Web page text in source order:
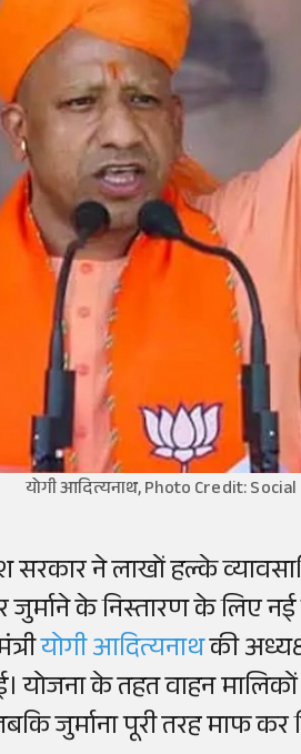
योगी आदित्यनाथ, Photo Credit:
सरकार ने लाखों हल्के
के निस्तारण के लिए
योगी आदित्यनाथकी
योजना के तहत वाहन
जुर्माना पूरी तरह माफ कर